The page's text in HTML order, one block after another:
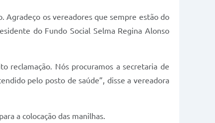
Agradeço os vereadores que sempre estão do
do Fundo Social Selma Regina Alonso
reclamação. Nós procuramos a secretaria de
pelo posto de saúde”, disse a vereadora
a colocação das manilhas.